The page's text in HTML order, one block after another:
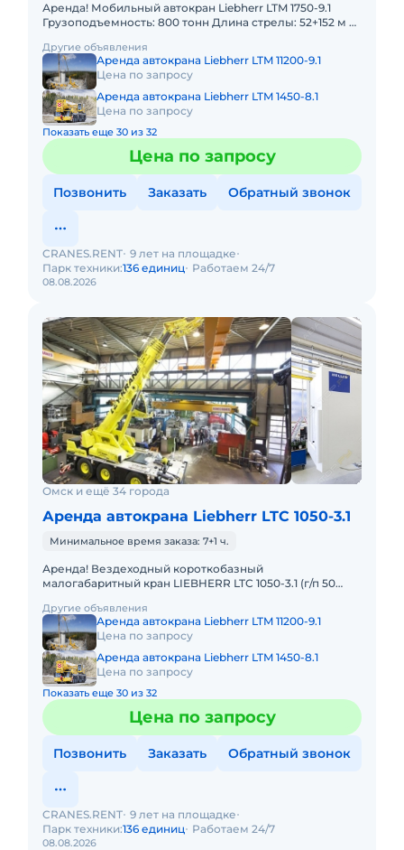
Аренда! Мобильный автокран Liebherr LTM 1750-9.1
Грузоподъемность: 800 тонн Длина стрелы: 52+152 м В
Свидетельство о ре
Другие объявления
Аренда автокрана Liebherr LTM 11200-9.1
Цена по запросу
Аренда автокрана Liebherr LTM 1450-8.1
Цена по запросу
Показать еще 30 из 32
Цена по запросу
Позвонить Заказать Обратный звонок
08.08.2026
CRANES.RENT 9 лет на площадке
Парк техники:136 единиц Работаем 24/7
Омск и ещё 34 города
Аренда автокрана Liebherr LTC 1050-3.1
Минимальное время заказа: 7+1 ч.
Аренда! Вездеходный короткобазный
малогабаритный кран LIEBHERR LTC 1050-3.1 (г/п 50
маневренностью и проходимостью по бе
Другие объявления
Аренда автокрана Liebherr LTM 11200-9.1
Цена по запросу
Аренда автокрана Liebherr LTM 1450-8.1
Цена по запросу
Показать еще 30 из 32
Цена по запросу
Позвонить Заказать Обратный звонок
08.08.2026
CRANES.RENT 9 лет на площадке
Парк техники:136 единиц Работаем 24/7